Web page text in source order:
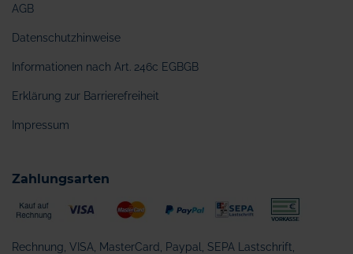
AGB
Datenschutzhinweise
Informationen nach Art. 246c EGBGB
Erklärung zur Barrierefreiheit
Impressum
Zahlungsarten
Rechnung, VISA, MasterCard, Paypal, SEPA Lastschrift,